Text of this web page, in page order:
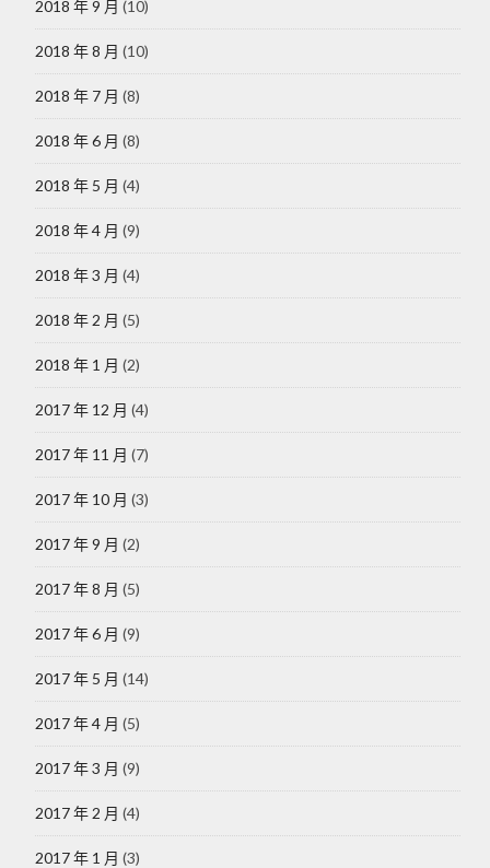
2018 年 9 月 (10)
2018 年 8 月 (10)
2018 年 7 月 (8)
2018 年 6 月 (8)
2018 年 5 月 (4)
2018 年 4 月 (9)
2018 年 3 月 (4)
2018 年 2 月 (5)
2018 年 1 月 (2)
2017 年 12 月 (4)
2017 年 11 月 (7)
2017 年 10 月 (3)
2017 年 9 月 (2)
2017 年 8 月 (5)
2017 年 6 月 (9)
2017 年 5 月 (14)
2017 年 4 月 (5)
2017 年 3 月 (9)
2017 年 2 月 (4)
2017 年 1 月 (3)